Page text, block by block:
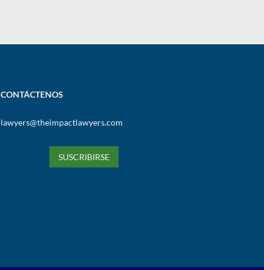
CONTÁCTENOS
lawyers@theimpactlawyers.com
SUSCRIBIRSE